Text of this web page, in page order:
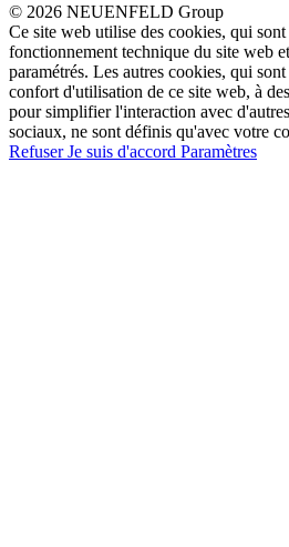
© 2026 NEUENFELD Group
Ce site web utilise des cookies, qui sont
fonctionnement technique du site web
paramétrés. Les autres cookies, qui
confort d'utilisation de ce site web, à
pour simplifier l'interaction avec
sociaux, ne sont définis qu'avec votre
RefuserJe suis d'accord Paramètres